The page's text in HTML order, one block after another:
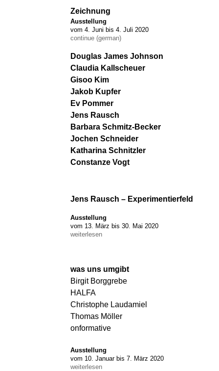
Zeichnung
Ausstellung
vom 4. Juni bis 4. Juli 2020
continue (german)
Douglas James Johnson
Claudia Kallscheuer
Gisoo Kim
Jakob Kupfer
Ev Pommer
Jens Rausch
Barbara Schmitz-Becker
Jochen Schneider
Katharina Schnitzler
Constanze Vogt
Jens Rausch – Experimentierfeld
Ausstellung
vom 13. März bis 30. Mai 2020
weiterlesen
was uns umgibt
Birgit Borggrebe
HALFA
Christophe Laudamiel
Thomas Möller
onformative
Ausstellung
vom 10. Januar bis 7. März 2020
weiterlesen